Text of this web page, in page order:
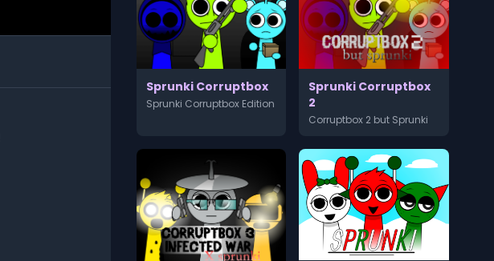
Sprunki Corruptbox
Sprunki Corruptbox Edition
Sprunki Corruptbox
2
Corruptbox 2 but Sprunki